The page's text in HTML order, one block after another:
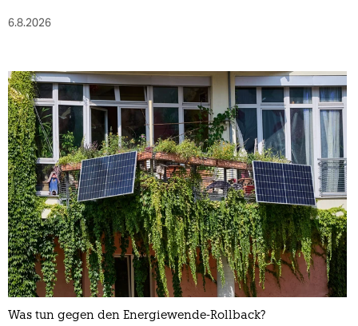
6.8.2026
Was tun gegen den Energiewende-Rollback?